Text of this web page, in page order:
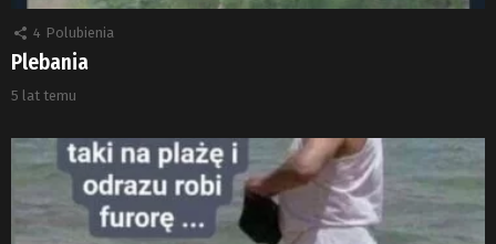
4 Polubienia
Plebania
5 lat temu